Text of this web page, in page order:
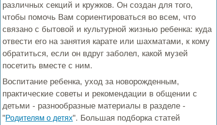
различных секций и кружков. Он создан для того,
чтобы помочь Вам сориентироваться во всем, что
связано с бытовой и культурной жизнью ребенка: куда
отвести его на занятия карате или шахматами, к кому
обратиться, если он вдруг заболел, какой музей
посетить вместе с ним.
Воспитание ребенка, уход за новорожденным,
практические советы и рекомендации в общении с
детьми - разнообразные материалы в разделе -
"Родителям о детях". Большая подборка статей